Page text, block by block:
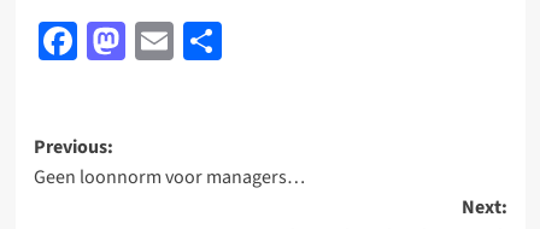
Facebook
Mastodon
EmailDelen
Post
navigation
Previous:
Geen loonnorm voor managers…
Next: